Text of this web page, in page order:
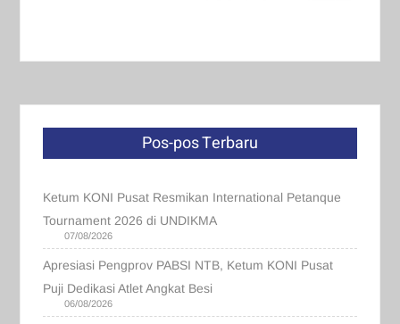
Pos-pos Terbaru
Ketum KONI Pusat Resmikan International Petanque
Tournament 2026 di UNDIKMA
07/08/2026
Apresiasi Pengprov PABSI NTB, Ketum KONI Pusat
Puji Dedikasi Atlet Angkat Besi
06/08/2026